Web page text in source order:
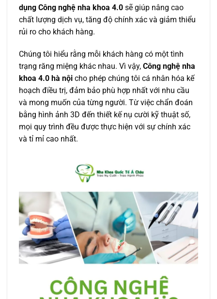
dụng Công nghệ nha khoa 4.0 sẽ giúp nâng cao
chất lượng dịch vụ, tăng độ chính xác và giảm thiểu
rủi ro cho khách hàng.
Chúng tôi hiểu rằng mỗi khách hàng có một tình
trạng răng miệng khác nhau. Vì vậy, Công nghệ nha
khoa 4.0 hà nội cho phép chúng tôi cá nhân hóa kế
hoạch điều trị, đảm bảo phù hợp nhất với nhu cầu
và mong muốn của từng người. Từ việc chẩn đoán
bằng hình ảnh 3D đến thiết kế nụ cười kỹ thuật số,
mọi quy trình đều được thực hiện với sự chính xác
và tỉ mỉ cao nhất.